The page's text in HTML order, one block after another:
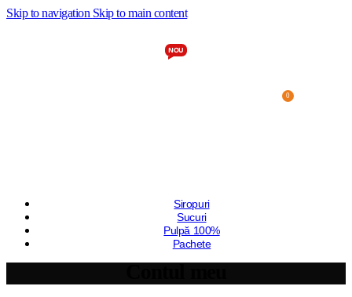
Skip to navigation Skip to main content
0
Siropuri
Sucuri
Pulpă 100%
Pachete
NOU